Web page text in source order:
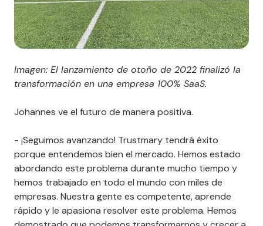
Imagen: El lanzamiento de otoño de 2022 finalizó la
transformación en una empresa 100% SaaS.
Johannes ve el futuro de manera positiva.
- ¡Seguimos avanzando! Trustmary tendrá éxito
porque entendemos bien el mercado. Hemos estado
abordando este problema durante mucho tiempo y
hemos trabajado en todo el mundo con miles de
empresas. Nuestra gente es competente, aprende
rápido y le apasiona resolver este problema. Hemos